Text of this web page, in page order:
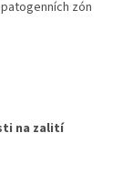
zón
na zalití